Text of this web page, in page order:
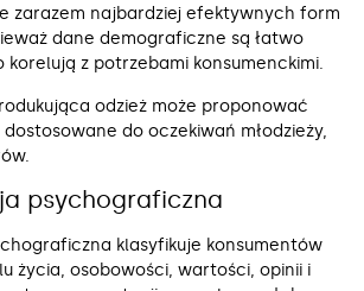
zarazem najbardziej efektywnych form
dane demograficzne są łatwo
korelują z potrzebami konsumenckimi.
odzież może proponować
do oczekiwań młodzieży,
psychograficzna
klasyfikuje konsumentów
życia, osobowości, wartości, opinii i